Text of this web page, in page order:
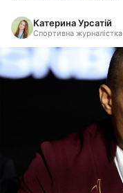
Катерина Урсатій
Спортивна журналістка